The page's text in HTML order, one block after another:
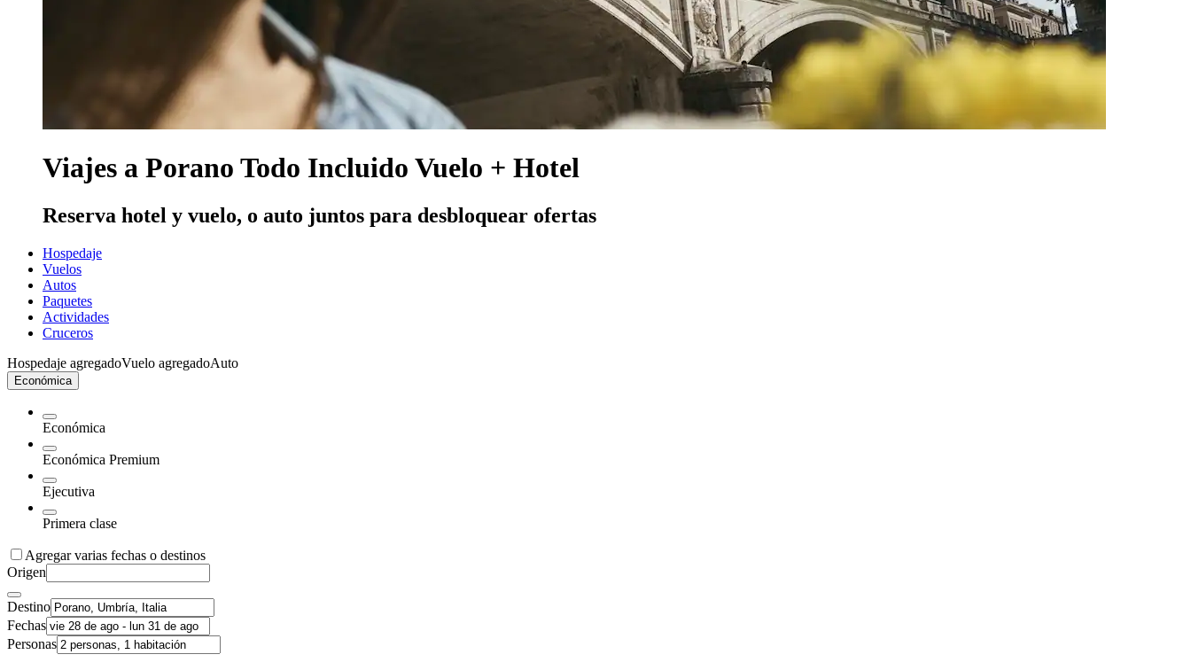
Viajes a Porano Todo Incluido Vuelo + Hotel
Reserva hotel y vuelo, o auto juntos para desbloquear ofertas
Hospedaje
Vuelos
Autos
Paquetes
Actividades
Cruceros
Hospedaje agregadoVuelo agregadoAuto
Económica
Económica
Económica Premium
Ejecutiva
Primera clase
Agregar varias fechas o destinos
Origen
Destino
Fechas
Personas